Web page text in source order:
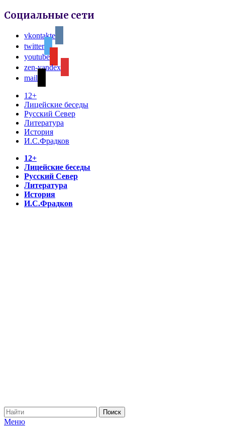
Социальные сети
vkontakte
twitter
youtube
zen-yandex
mail
12+
Лицейские беседы
Русский Север
Литература
История
И.С.Фрадков
12+
Лицейские беседы
Русский Север
Литература
История
И.С.Фрадков
Меню